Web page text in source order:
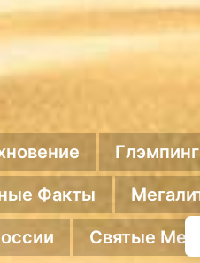
Глэмпинг
Факты
Святые